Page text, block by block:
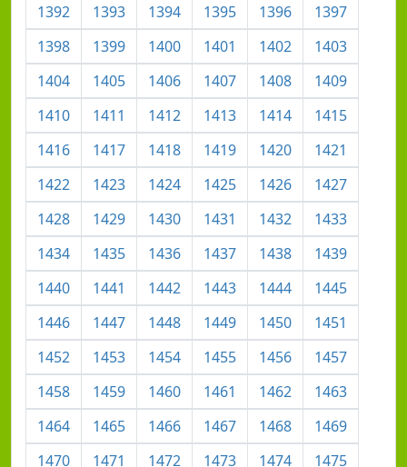
1392
1393 1394 1395 1396
1397
1398
1399 1400 1401 1402
1403
1404
1405 1406 1407 1408
1409
1410
1411 1412 1413 1414
1415
1416
1417 1418 1419 1420
1421
1422
1423 1424 1425 1426
1427
1428
1429 1430 1431 1432
1433
1434
1435 1436 1437 1438
1439
1440
1441 1442 1443 1444
1445
1446
1447 1448 1449 1450
1451
1452
1453 1454 1455 1456
1457
1458
1459 1460 1461 1462
1463
1464
1465 1466 1467 1468
1469
1470
1471 1472 1473 1474
1475